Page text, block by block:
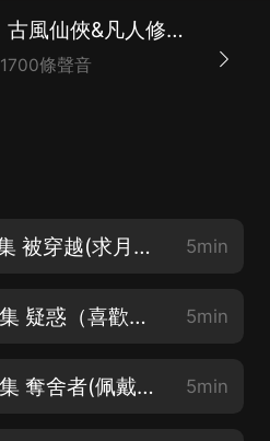
青雲上仙丨古風仙俠&凡人修仙丨穿越女強&爆笑甜寵丨重生逆襲精品多人劇
1700條聲音
《青雲上仙》0001集 被穿越(求月票，求訂閱，求關注，愛你麼麼噠） 5min
《青雲上仙》0002集 疑惑（喜歡本書請五星專輯評價鼓勵一下喲） 5min
《青雲上仙》0003集 奪舍者(佩戴耳機收聽效果更好!） 5min